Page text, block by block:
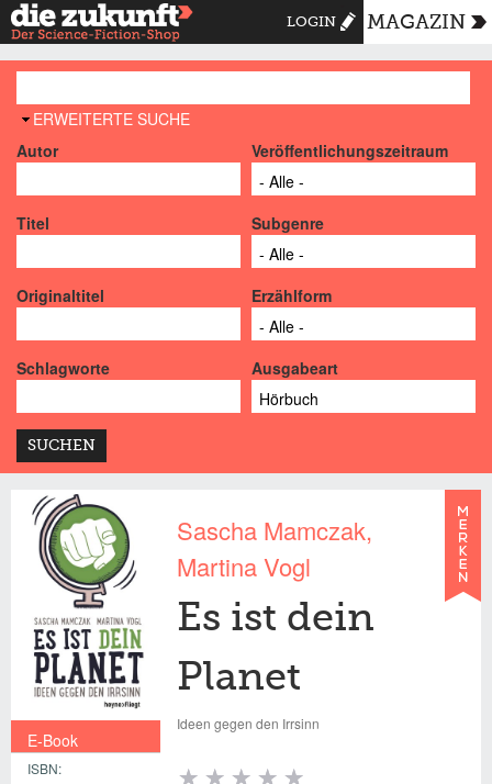
LOGIN MAGAZIN
AUSBLENDEN
ERWEITERTE SUCHE
Autor
Veröffentlichungszeitraum
Titel Subgenre
Originaltitel Erzählform
Schlagworte Ausgabeart
E-Book
ISBN:
Sascha Mamczak
Martina Vogl
Es ist dein
Planet
Ideen gegen den Irrsinn